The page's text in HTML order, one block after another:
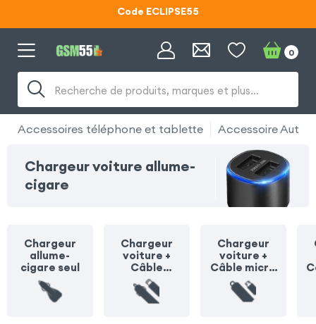
Lunettes d'éclipse OFFERTES
Code ECLIPSE55
Recherche de produits, marques et plus…
0
Accessoires téléphone et tablette Accessoire Auto
Chargeur voiture allume-
cigare
Chargeur
allume-
cigare seul
Chargeur
voiture +
Câble
Lightning
Chargeur
voiture +
Câble micro
USB